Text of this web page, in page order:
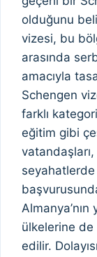
olduğunu
vizesi, bu
arasında
amacıyla
Schengen
farklı
eğitim gibi
vatandaşları,
seyahatlerde
Almanya’nın
ülkelerine de
edilir.